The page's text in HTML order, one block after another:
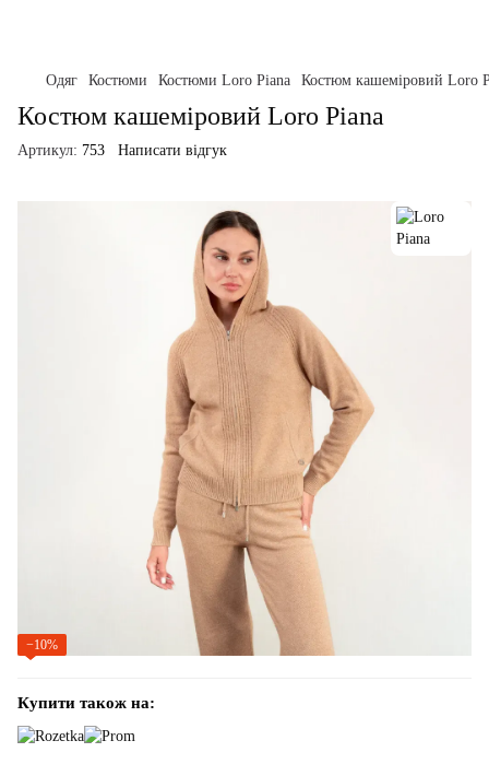
Одяг Костюми Костюми Loro Piana Костюм кашеміровий Loro
Костюм кашеміровий Loro Piana
Артикул: 753 Написати відгук
−10%
Купити також на: